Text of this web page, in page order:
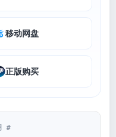
移动网盘
正版购买
#